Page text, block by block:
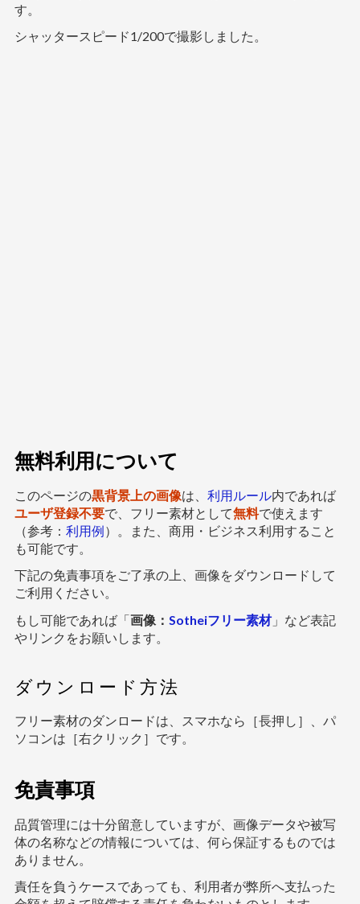
す。
シャッタースピード1/200で撮影しました。
無料利用について
このページの黒背景上の画像は、 利用ルール内であれば
ユーザ登録不要で、フリー素材として無料で使えます
（参考： 利用例）。また、商用・ビジネス利用すること
も可能です。
下記の免責事項をご了承の上、画像をダウンロードして
ご利用ください。
もし可能であれば「画像： Sotheiフリー素材」など表記
やリンクをお願いします。
ダウンロード方法
フリー素材のダンロードは、スマホなら［長押し］、パ
ソコンは［右クリック］です。
免責事項
品質管理には十分留意していますが、画像データや被写
体の名称などの情報については、何ら保証するものでは
ありません。
責任を負うケースであっても、利用者が弊所へ支払った